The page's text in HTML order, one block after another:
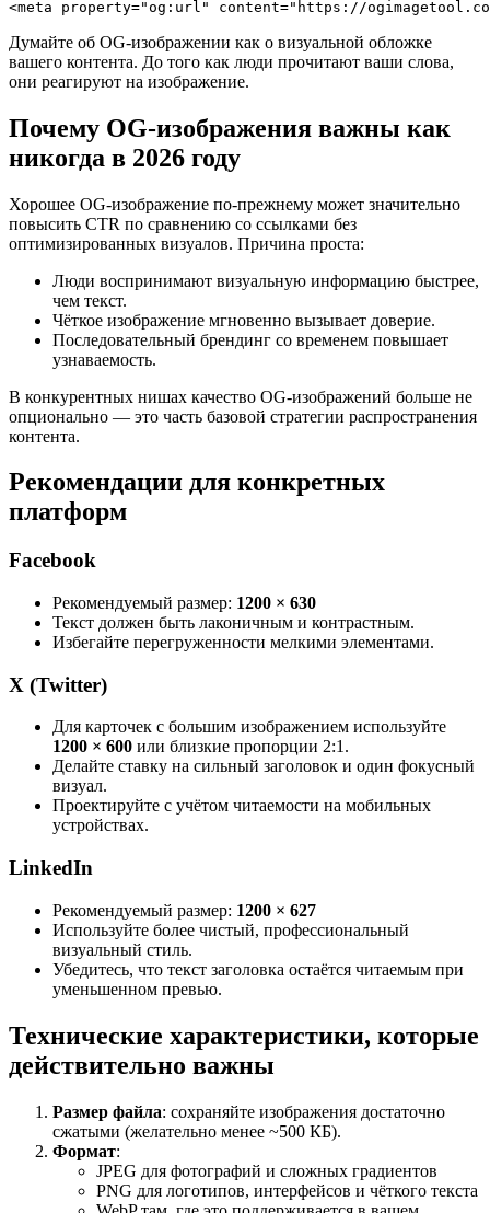
Думайте об OG-изображении как о визуальной обложке
вашего контента. До того как люди прочитают ваши слова,
они реагируют на изображение.
Почему OG-изображения важны как
никогда в 2026 году
Хорошее OG-изображение по-прежнему может значительно
повысить CTR по сравнению со ссылками без
оптимизированных визуалов. Причина проста:
Люди воспринимают визуальную информацию быстрее,
чем текст.
Чёткое изображение мгновенно вызывает доверие.
Последовательный брендинг со временем повышает
узнаваемость.
В конкурентных нишах качество OG-изображений больше не
опционально — это часть базовой стратегии распространения
контента.
Рекомендации для конкретных
платформ
Facebook
Рекомендуемый размер: 1200 × 630
Текст должен быть лаконичным и контрастным.
Избегайте перегруженности мелкими элементами.
X (Twitter)
Для карточек с большим изображением используйте
1200 × 600 или близкие пропорции 2:1.
Делайте ставку на сильный заголовок и один фокусный
визуал.
Проектируйте с учётом читаемости на мобильных
устройствах.
LinkedIn
Рекомендуемый размер: 1200 × 627
Используйте более чистый, профессиональный
визуальный стиль.
Убедитесь, что текст заголовка остаётся читаемым при
уменьшенном превью.
Технические характеристики, которые
действительно важны
Размер файла: сохраняйте изображения достаточно
сжатыми (желательно менее ~500 КБ).
Формат:
JPEG для фотографий и сложных градиентов
PNG для логотипов, интерфейсов и чёткого текста